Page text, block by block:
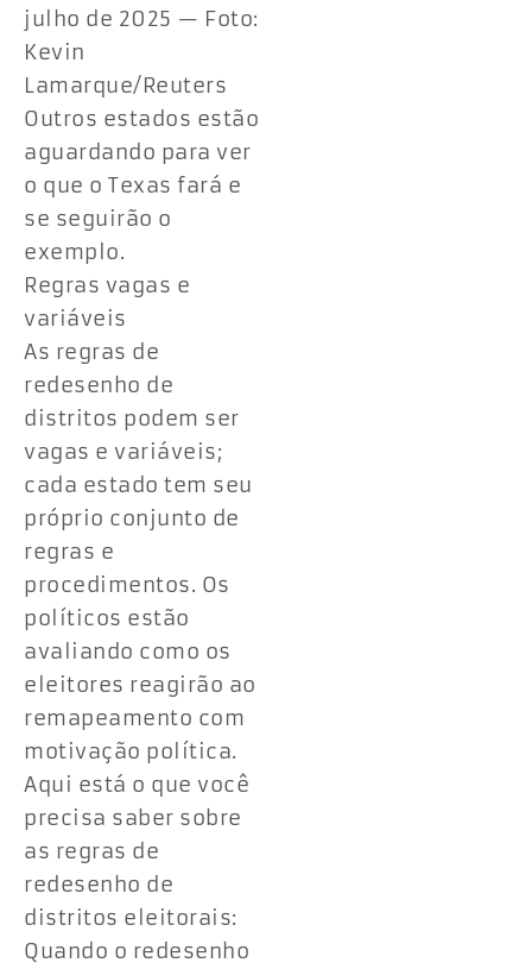
julho de 2025 — Foto:
Kevin
Lamarque/Reuters
Outros estados estão
aguardando para ver
o que o Texas fará e
se seguirão o
exemplo.
Regras vagas e
variáveis
As regras de
redesenho de
distritos podem ser
vagas e variáveis;
cada estado tem seu
próprio conjunto de
regras e
procedimentos. Os
políticos estão
avaliando como os
eleitores reagirão ao
remapeamento com
motivação política.
Aqui está o que você
precisa saber sobre
as regras de
redesenho de
distritos eleitorais:
Quando o redesenho